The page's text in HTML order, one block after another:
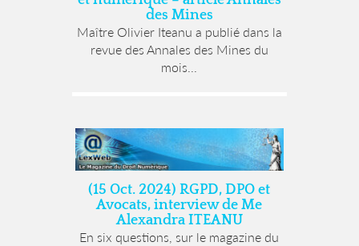
des Mines
Maître Olivier Iteanu a publié dans la
revue des Annales des Mines du
mois...
(15 Oct. 2024) RGPD, DPO et
Avocats, interview de Me
Alexandra ITEANU
En six questions, sur le magazine du